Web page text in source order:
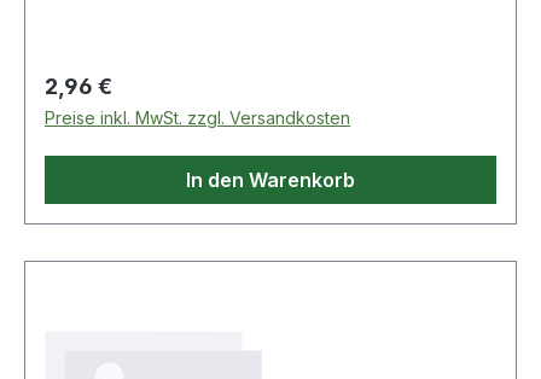
Regulärer Preis:
2,96 €
Preise inkl. MwSt. zzgl. Versandkosten
In den Warenkorb